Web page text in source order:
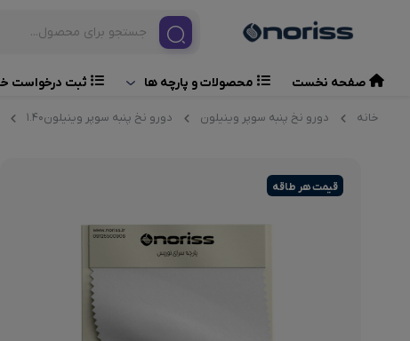
صفحه نخست محصولات و پارچه ها ثبت درخواست
خانه دورو نخ پنبه سوپر وینیلون دورو نخ پنبه سوپر وینیلون۱.۴۰
قیمت هر طاقه